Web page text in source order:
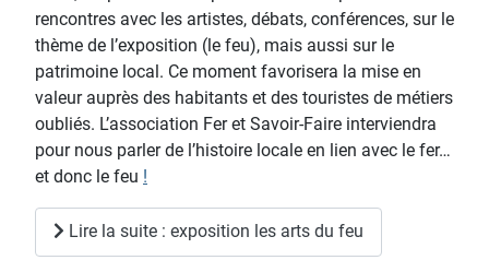
rencontres avec les artistes, débats, conférences, sur le
thème de l’exposition (le feu), mais aussi sur le
patrimoine local. Ce moment favorisera la mise en
valeur auprès des habitants et des touristes de métiers
oubliés. L’association Fer et Savoir-Faire interviendra
pour nous parler de l’histoire locale en lien avec le fer…
et donc le feu !
Lire la suite : exposition les arts du feu